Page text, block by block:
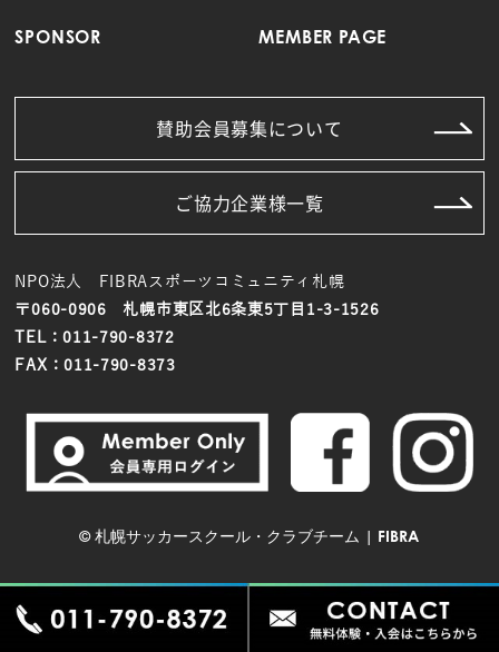
SPONSOR MEMBER PAGE
賛助会員募集について
ご協力企業様一覧
NPO法人 FIBRAスポーツコミュニティ札幌
〒060-0906 札幌市東区北6条東5丁目1-3-1526
TEL：011-790-8372
FAX：011-790-8373
©札幌サッカースクール・クラブチーム | FIBRA